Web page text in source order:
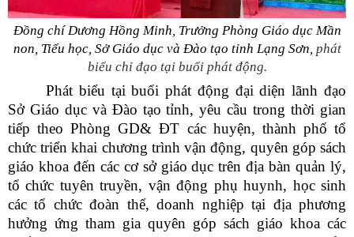
Đồng chí Dương Hồng Minh, Trưởng Phòng Giáo dục Mần
non, Tiểu học, Sở Giáo dục và Đào tạo tỉnh Lạng Sơn, phát
biểu chỉ đạo tại buổi phát động.
Phát biểu tại buổi phát động đại diện lãnh đạo
Sở Giáo dục và Đào tạo tỉnh, yêu cầu trong thời gian
tiếp theo Phòng GD& ĐT các huyện, thành phố tổ
chức triển khai chương trình vận động, quyên góp sách
giáo khoa đến các cơ sở giáo dục trên địa bàn quản lý,
tổ chức tuyên truyền, vận động phụ huynh, học sinh
các tổ chức đoàn thể, doanh nghiệp tại địa phương
hưởng ứng tham gia quyên góp sách giáo khoa các